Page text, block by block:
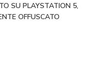
SU PLAYSTATION 5,
OFFUSCATO